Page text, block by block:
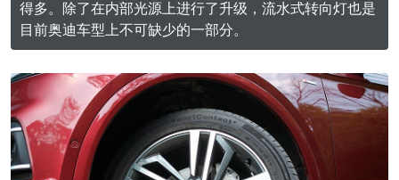
得多。除了在内部光源上进行了升级，流水式转向灯也是
目前奥迪车型上不可缺少的一部分。